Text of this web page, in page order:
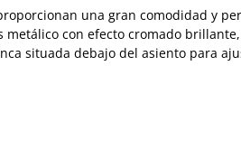
una gran comodidad y
con efecto cromado
situada debajo del asiento para